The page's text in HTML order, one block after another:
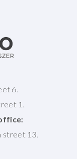
6.
1.
street 13.